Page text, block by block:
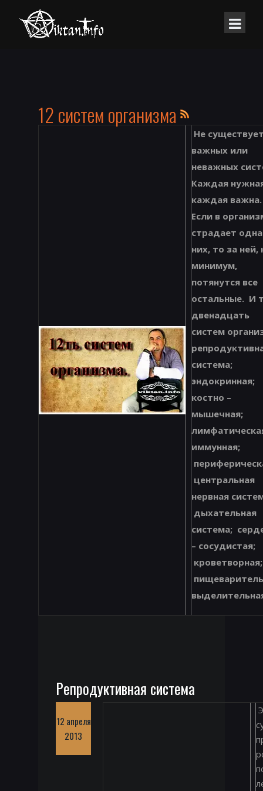
12 систем организма
Не
важных или
неважных
Каждая
каждая
Если в
страдает
них, то за ней,
минимум,
потянутся все
остальные. И
двенадцать
систем
система;
эндокринная;
костно –
мышечная;
иммунная;
центральная
нервная
дыхательная
система;
– сосудистая;
кроветворная;
Репродуктивная система
12 апреля
2013